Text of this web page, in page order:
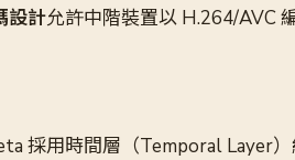
設計允許中階裝置以 H.264/AVC
採用時間層（Temporal Layer